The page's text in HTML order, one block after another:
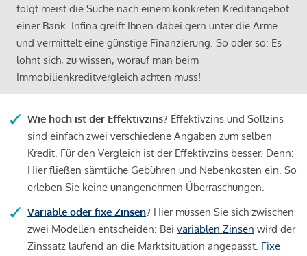
folgt meist die Suche nach einem konkreten Kreditangebot
einer Bank. Infina greift Ihnen dabei gern unter die Arme
und vermittelt eine günstige Finanzierung. So oder so: Es
lohnt sich, zu wissen, worauf man beim
Immobilienkreditvergleich achten muss!
Wie hoch ist der Effektivzins? Effektivzins und Sollzins
sind einfach zwei verschiedene Angaben zum selben
Kredit. Für den Vergleich ist der Effektivzins besser. Denn:
Hier fließen sämtliche Gebühren und Nebenkosten ein. So
erleben Sie keine unangenehmen Überraschungen.
Variable oder fixe Zinsen? Hier müssen Sie sich zwischen
zwei Modellen entscheiden: Bei variablen Zinsen wird der
Zinssatz laufend an die Marktsituation angepasst. Fixe